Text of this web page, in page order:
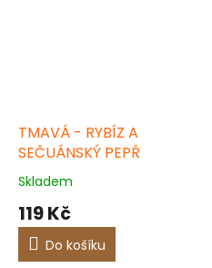
TMAVÁ - RYBÍZ A
SEČUÁNSKÝ PEPŘ
Skladem
119 Kč
Do košíku